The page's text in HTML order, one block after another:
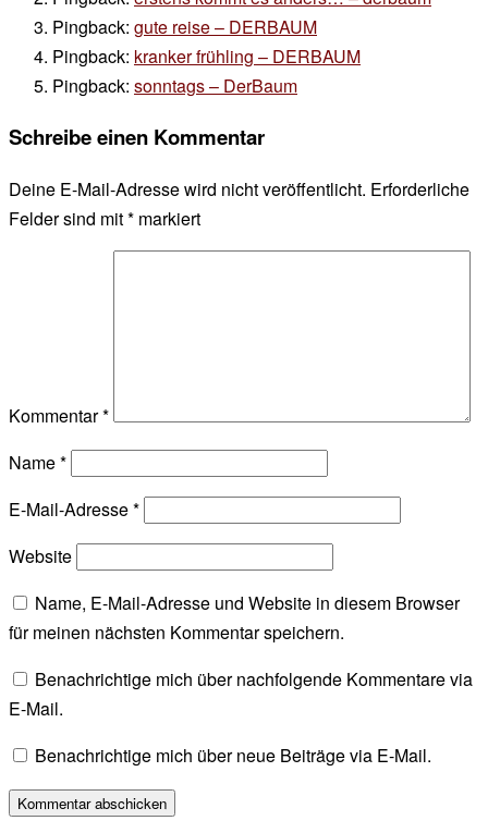
Pingback: gute reise – DERBAUM
Pingback: kranker frühling – DERBAUM
Pingback: sonntags – DerBaum
Schreibe einen Kommentar
Deine E-Mail-Adresse wird nicht veröffentlicht. Erforderliche
Felder sind mit* markiert
Kommentar*
Name*
E-Mail-Adresse*
Website
Name, E-Mail-Adresse und Website in diesem Browser
für meinen nächsten Kommentar speichern.
Benachrichtige mich über nachfolgende Kommentare via
E-Mail.
Benachrichtige mich über neue Beiträge via E-Mail.